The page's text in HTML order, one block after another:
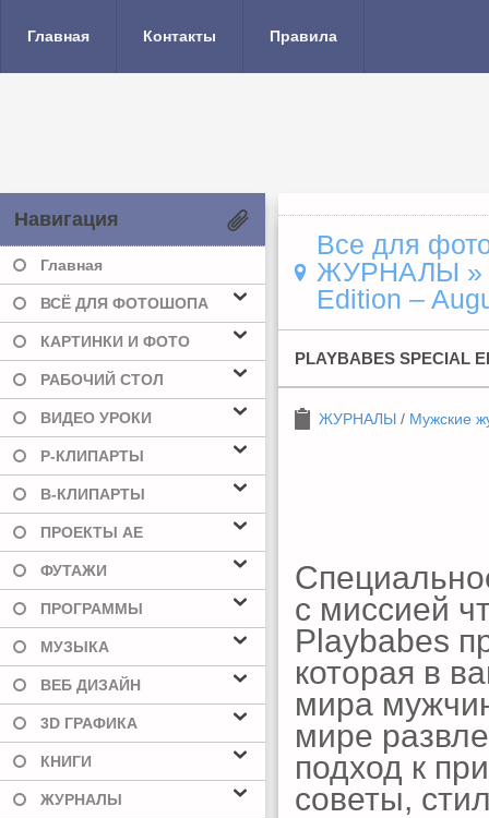
Главная Контакты Правила
Навигация
Главная
ВСЁ ДЛЯ ФОТОШОПА
КАРТИНКИ И ФОТО
РАБОЧИЙ СТОЛ
ВИДЕО УРОКИ
Р-КЛИПАРТЫ
В-КЛИПАРТЫ
ПРОЕКТЫ AE
ФУТАЖИ
ПРОГРАММЫ
МУЗЫКА
ВЕБ ДИЗАЙН
3D ГРАФИКА
КНИГИ
ЖУРНАЛЫ
Все для
ЖУРНАЛЫ »
Edition –
PLAYBABES SPECIAL
ЖУРНАЛЫ / Мужские
с миссией
Playbabes
которая в
мира
мире
подход к
советы,